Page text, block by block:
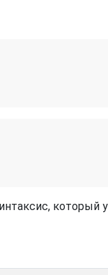
который